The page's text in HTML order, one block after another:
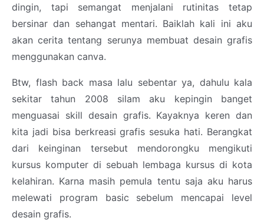
dingin, tapi semangat menjalani rutinitas tetap
bersinar dan sehangat mentari. Baiklah kali ini aku
akan cerita tentang serunya membuat desain grafis
menggunakan canva.
Btw, flash back masa lalu sebentar ya, dahulu kala
sekitar tahun 2008 silam aku kepingin banget
menguasai skill desain grafis. Kayaknya keren dan
kita jadi bisa berkreasi grafis sesuka hati. Berangkat
dari keinginan tersebut mendorongku mengikuti
kursus komputer di sebuah lembaga kursus di kota
kelahiran. Karna masih pemula tentu saja aku harus
melewati program basic sebelum mencapai level
desain grafis.